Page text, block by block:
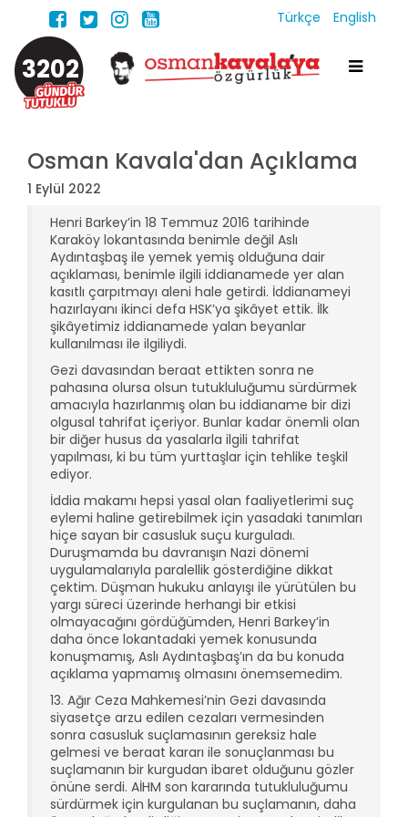
Türkçe English
3202
Osman Kavala'dan Açıklama
1 Eylül 2022
Henri Barkey’in 18 Temmuz 2016 tarihinde
Karaköy lokantasında benimle değil Aslı
Aydıntaşbaş ile yemek yemiş olduğuna dair
açıklaması, benimle ilgili iddianamede yer alan
kasıtlı çarpıtmayı aleni hale getirdi. İddianameyi
hazırlayanı ikinci defa HSK’ya şikâyet ettik. İlk
şikâyetimiz iddianamede yalan beyanlar
kullanılması ile ilgiliydi.
Gezi davasından beraat ettikten sonra ne
pahasına olursa olsun tutukluluğumu sürdürmek
amacıyla hazırlanmış olan bu iddianame bir dizi
olgusal tahrifat içeriyor. Bunlar kadar önemli olan
bir diğer husus da yasalarla ilgili tahrifat
yapılması, ki bu tüm yurttaşlar için tehlike teşkil
ediyor.
İddia makamı hepsi yasal olan faaliyetlerimi suç
eylemi haline getirebilmek için yasadaki tanımları
hiçe sayan bir casusluk suçu kurguladı.
Duruşmamda bu davranışın Nazi dönemi
uygulamalarıyla paralellik gösterdiğine dikkat
çektim. Düşman hukuku anlayışı ile yürütülen bu
yargı süreci üzerinde herhangi bir etkisi
olmayacağını gördüğümden, Henri Barkey’in
daha önce lokantadaki yemek konusunda
konuşmamış, Aslı Aydıntaşbaş’ın da bu konuda
açıklama yapmamış olmasını önemsemedim.
13. Ağır Ceza Mahkemesi’nin Gezi davasında
siyasetçe arzu edilen cezaları vermesinden
sonra casusluk suçlamasının gereksiz hale
gelmesi ve beraat kararı ile sonuçlanması bu
suçlamanın bir kurgudan ibaret olduğunu gözler
önüne serdi. AİHM son kararında tutukluluğumu
sürdürmek için kurgulanan bu suçlamanın, daha